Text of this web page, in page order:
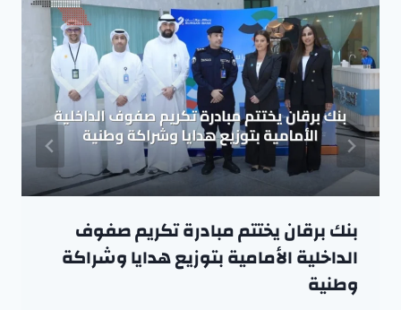
بنك برقان يختتم مبادرة تكريم صفوف
الداخلية الأمامية بتوزيع هدايا وشراكة
وطنية